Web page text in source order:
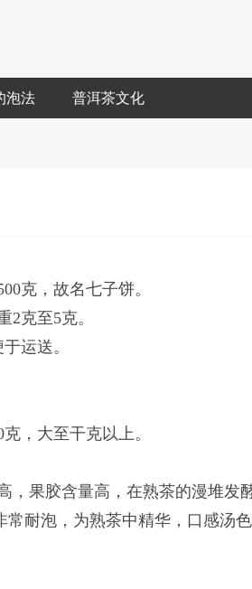
泡法 普洱茶文化
克，故名七子饼。
克至5克。
运送。
，大至干克以上。
，果胶含量高，在熟茶的漫堆发
耐泡，为熟茶中精华，口感汤